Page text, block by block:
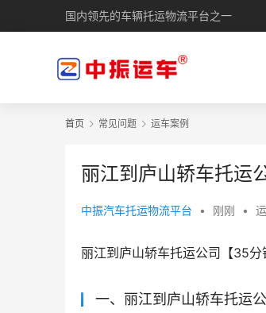
国内领先的车辆托运物流平台之一
首页 常见问题 运车案例
丽江到庐山轿车托运
中振汽车托运物流平台 • 刚刚 •
丽江到庐山轿车托运公司【35分
一、丽江到庐山轿车托运